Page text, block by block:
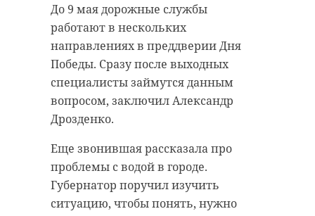
До 9 мая дорожные службы
работают в нескольких
направлениях в преддверии Дня
Победы. Сразу после выходных
специалисты займутся данным
вопросом, заключил Александр
Дрозденко.
Еще звонившая рассказала про
проблемы с водой в городе.
Губернатор поручил изучить
ситуацию, чтобы понять, нужно
Гурам Амарян, Денис Дорохов,
Денис Клявер, Дмитрий
Чеботарёв, Заур Туганов, Зоя
Яровицына, Иван Абрамов, Игорь
Джабраилов, Ида Галич, Илья
Раевский, Карина Кросс, Кирилл
Мазур, Ксения Бородина, Лёша
Янгер, Максим Лагашкин, Ольга
Малащенко, Павел Дедищев,
Полина Денисова, Регина
Тодоренко, Роман Косицын, Рома
аварийно-спасательная служба
пострадавшие погибший